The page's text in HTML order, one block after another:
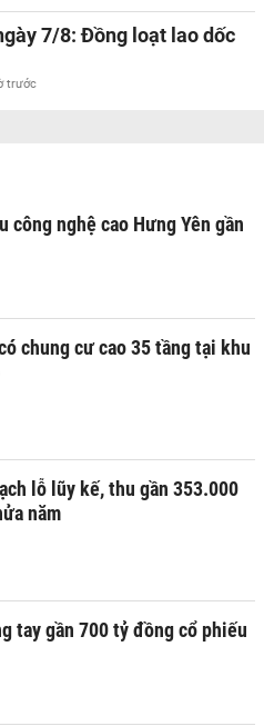
7/8: Đồng loạt lao dốc
trước
công nghệ cao Hưng Yên gần
chung cư cao 35 tầng tại khu
lỗ lũy kế, thu gần 353.000
năm
tay gần 700 tỷ đồng cổ phiếu